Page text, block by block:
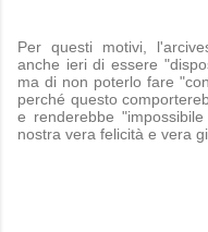
Per questi motivi,
anche ieri di essere
ma di non poterlo fare
perché questo
e renderebbe
nostra vera felicità e vera